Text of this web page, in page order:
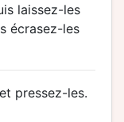
laissez-les
écrasez-les
pressez-les.